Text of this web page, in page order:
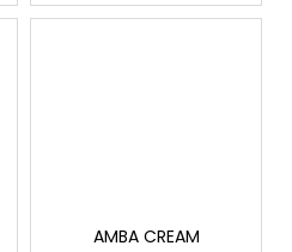
AMBA CREAM